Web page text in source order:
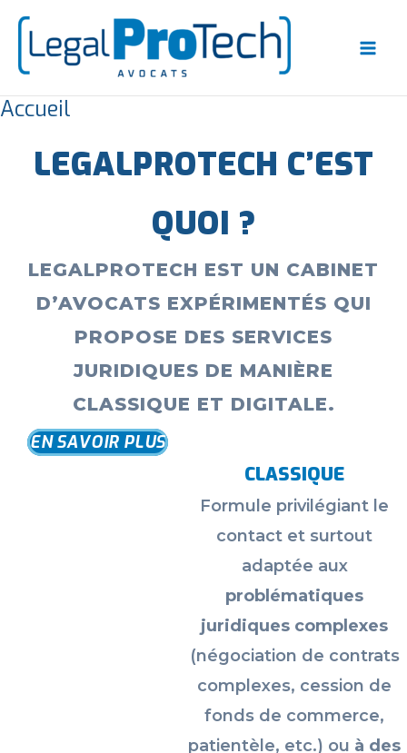
Aller
contenu
Accueil
LEGALPROTECH C’EST
QUOI ?
LEGALPROTECH EST UN CABINET
D’AVOCATS EXPÉRIMENTÉS QUI
PROPOSE DES SERVICES
JURIDIQUES DE MANIÈRE
CLASSIQUE ET DIGITALE.
EN SAVOIR PLUS
CLASSIQUE
Formule privilégiant le
contact et surtout
adaptée aux
problématiques
juridiques complexes
(négociation de contrats
complexes, cession de
fonds de commerce,
patientèle, etc.) ou à des